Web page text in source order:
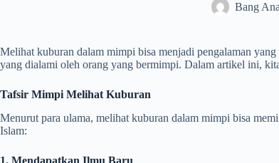
Bang
Melihat kuburan dalam mimpi bisa menjadi pengalaman
yang dialami oleh orang yang bermimpi. Dalam artikel ini,
Tafsir Mimpi Melihat Kuburan
Menurut para ulama, melihat kuburan dalam mimpi bisa
Islam:
1. Mendapatkan Ilmu Baru